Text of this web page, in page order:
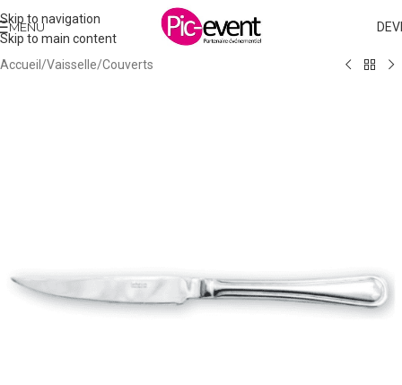
Skip to navigation
Skip to main content
MENU
Accueil /Vaisselle/Couverts